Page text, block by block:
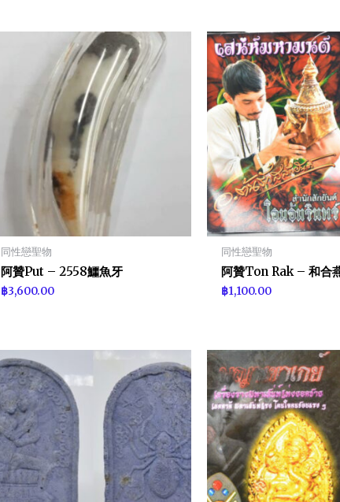
同性戀聖物
阿贊Put – 2558鱷魚牙
฿3,600.00
同性戀聖物
阿贊Ton Rak – 和合
฿1,100.00